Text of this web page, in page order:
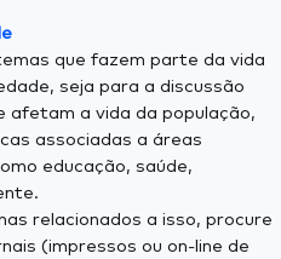
que fazem parte da vida
seja para a discussão
afetam a vida da população,
associadas a áreas
educação, saúde,
relacionados a isso, procure
(impressos ou on-line de